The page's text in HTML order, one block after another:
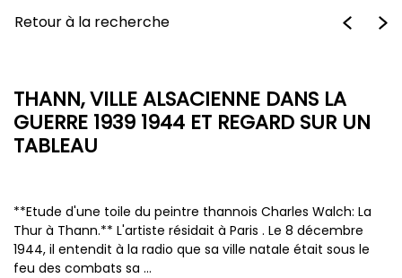
Retour à la recherche
THANN, VILLE ALSACIENNE DANS LA
GUERRE 1939 1944 ET REGARD SUR UN
TABLEAU
**Etude d'une toile du peintre thannois Charles Walch: La
Thur à Thann.** L'artiste résidait à Paris . Le 8 décembre
1944, il entendit à la radio que sa ville natale était sous le
feu des combats sa …